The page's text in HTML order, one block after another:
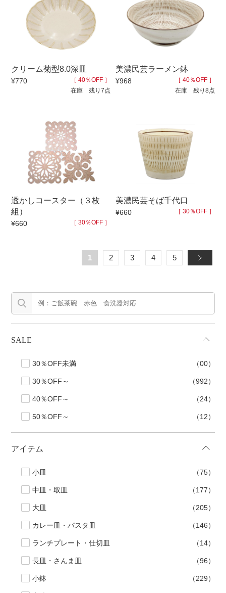
クリーム菊型8.0深皿
¥770
［ 40％OFF ］
在庫 残り7点
美濃民芸ラーメン鉢
¥968
［ 40％OFF ］
在庫 残り8点
透かしコースター（３枚
組）
¥660 ［ 30％OFF ］
美濃民芸そば千代口
¥660 ［ 30％OFF ］
1 2 3 4 5
SALE
30％OFF未満 （00）
30％OFF～ （992）
40％OFF～ （24）
50％OFF～ （12）
アイテム
小皿 （75）
中皿・取皿 （177）
大皿 （205）
カレー皿・パスタ皿 （146）
ランチプレート・仕切皿 （14）
長皿・さんま皿 （96）
小鉢 （229）